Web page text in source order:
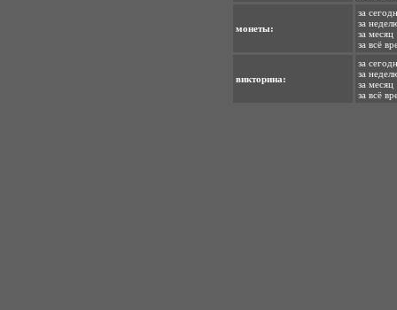
монеты:
за
за
за
за всё
викторина:
за
за
за
за всё